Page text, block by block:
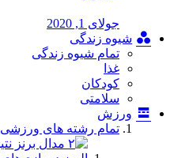
جولای 1, 2020
شیوه زندگی
تمام شیوه زندگی
غذا
کودکان
سلامتی
ورزش
تمام رشته های ورزشی